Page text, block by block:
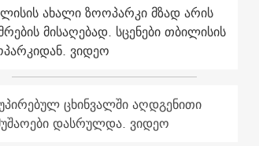
ახალი ზოოპარკი მზად არის
მისაღებად. სცენები თბილისის
ვიდეო
ცხინვალში აღდგენითი
დასრულდა. ვიდეო